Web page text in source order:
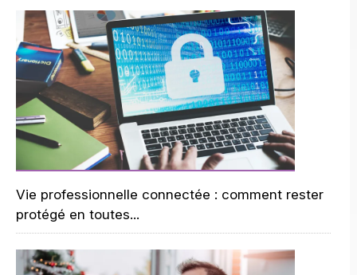
Vie professionnelle connectée : comment rester
protégé en toutes...